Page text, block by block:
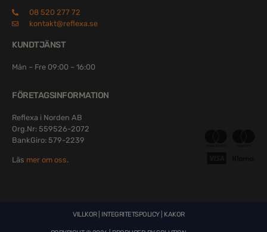
08 520 277 72
kontakt@reflexa.se
KUNDTJÄNST
Mån – Fre 09:00 – 16:00
FÖRETAGSINFORMATION
Reflexa i Norden AB
Org.Nr: 559526-2072
BankGiro: 579-2239
Läs mer om oss.
VILLKOR| INTEGRITETSPOLICY| KAKOR